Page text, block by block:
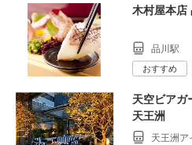
木村屋本店
品川駅
おすすめ
天空ビア
天王洲
天王洲ア